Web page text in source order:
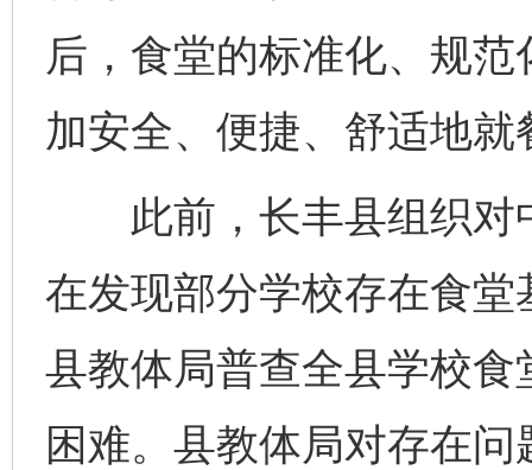
后，食堂的标准化、规
加安全、便捷、舒适地就
此前，长丰县组织对
在发现部分学校存在食
县教体局普查全县学校
困难。县教体局对存在